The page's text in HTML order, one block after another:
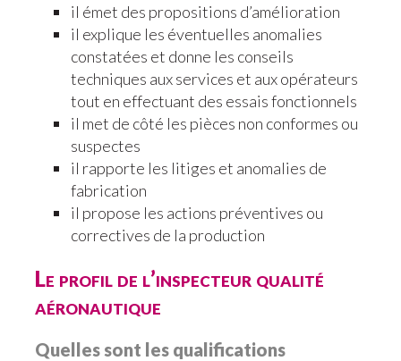
il émet des propositions d’amélioration
il explique les éventuelles anomalies
constatées et donne les conseils
techniques aux services et aux opérateurs
tout en effectuant des essais fonctionnels
il met de côté les pièces non conformes ou
suspectes
il rapporte les litiges et anomalies de
fabrication
il propose les actions préventives ou
correctives de la production
Le profil de l’inspecteur qualité
aéronautique
Quelles sont les qualifications